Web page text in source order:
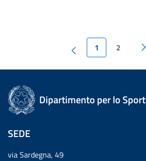
1 2
Dipartimento per lo Sport
SEDE
via Sardegna, 49